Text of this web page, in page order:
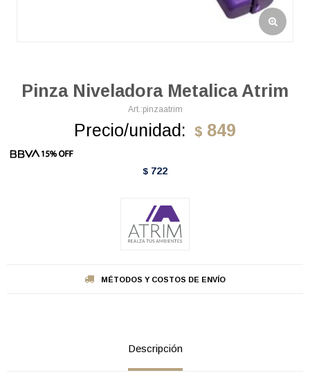
Pinza Niveladora Metalica Atrim
pinzaatrim
Precio/unidad: $ 849
$ 722
MÉTODOS Y COSTOS DE ENVÍO
Descripción